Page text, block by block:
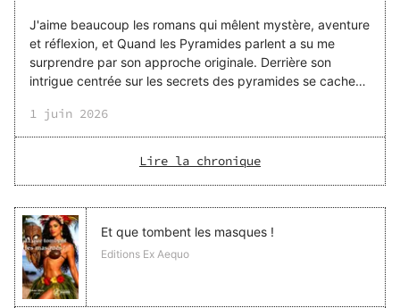
J'aime beaucoup les romans qui mêlent mystère, aventure
et réflexion, et Quand les Pyramides parlent a su me
surprendre par son approche originale. Derrière son
intrigue centrée sur les secrets des pyramides se cache
l'intelligence artificielle, les émotions humaines et notre
rapport au destin. J'ai particulièrement apprécié la
richesse des échanges entre les personnages. Le duo
le lecteur à s'interroger sur ce qui définit
1 juin 2026
Lire la chronique
Et que tombent les masques !
Editions Ex Aequo